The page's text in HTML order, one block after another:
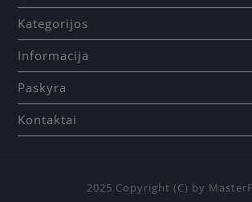
Kategorijos
Informacija
Paskyra
Kontaktai
2025 Copyright (C) by